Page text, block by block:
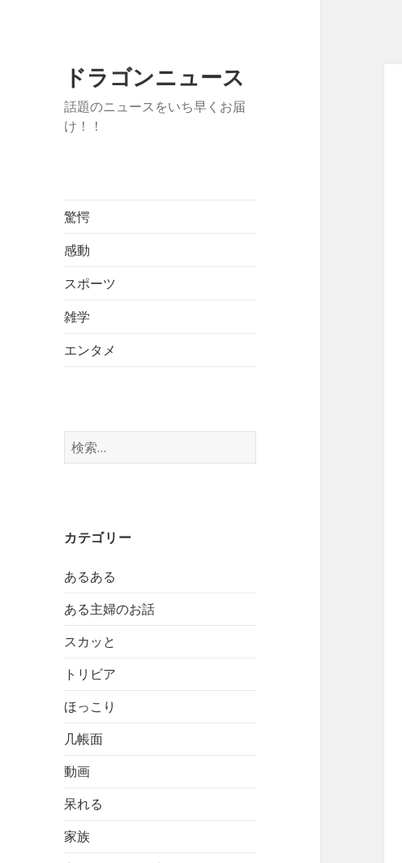
ドラゴンニュース
話題のニュースをいち早くお届
け！！
驚愕
感動
スポーツ
雑学
エンタメ
検
索:
カテゴリー
あるある
ある主婦のお話
スカッと
トリビア
ほっこり
几帳面
動画
呆れる
家族